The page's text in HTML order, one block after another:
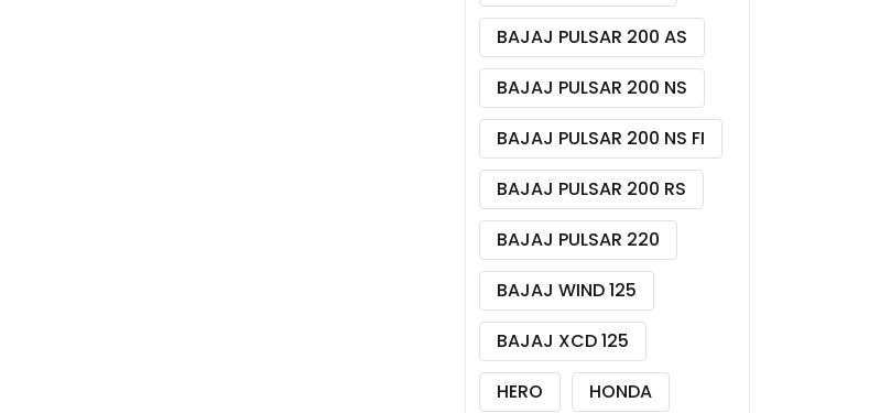
BAJAJ PULSAR 200 AS
BAJAJ PULSAR 200 NS
BAJAJ PULSAR 200 NS FI
BAJAJ PULSAR 200 RS
BAJAJ PULSAR 220
BAJAJ WIND 125
BAJAJ XCD 125
HERO
HONDA